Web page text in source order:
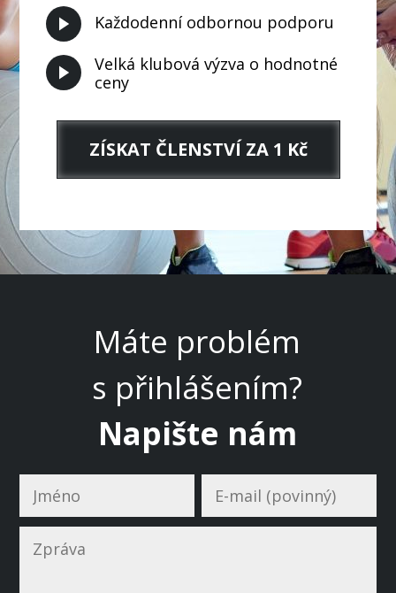
Každodenní odbornou podporu
Velká klubová výzva o hodnotné
ceny
ZÍSKAT ČLENSTVÍ ZA 1 Kč
Máte problém
s přihlášením?
Napište nám